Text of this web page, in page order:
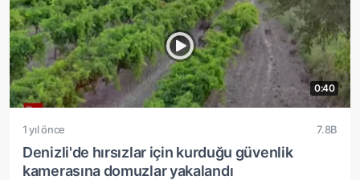
0:40
1 yıl önce 7.8B
Denizli'de hırsızlar için kurduğu güvenlik
kamerasına domuzlar yakalandı